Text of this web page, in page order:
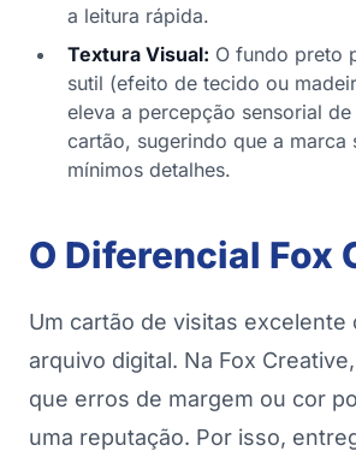
a leitura rápida.
Textura Visual: O fundo preto
sutil (efeito de tecido ou
eleva a percepção sensorial
cartão, sugerindo que a marca
mínimos detalhes.
O Diferencial Fox
Um cartão de visitas excelente
arquivo digital. Na Fox
que erros de margem ou cor
uma reputação. Por isso,